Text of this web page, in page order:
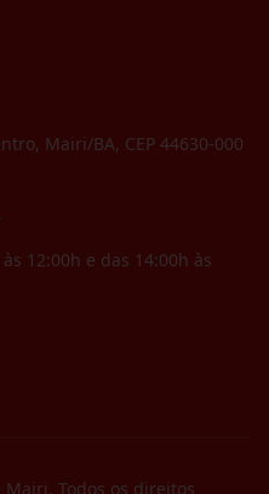
Mairi/BA, CEP 44630-000
12:00h e das 14:00h às
Mairi. Todos os direitos